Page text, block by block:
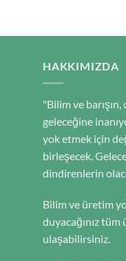
HAKKIMIZDA
"Bilim ve
geleceğine
yok etmek için
birleşecek.
dindirenlerin
Bilim ve üretim
duyacağınız
ulaşabilirsiniz.